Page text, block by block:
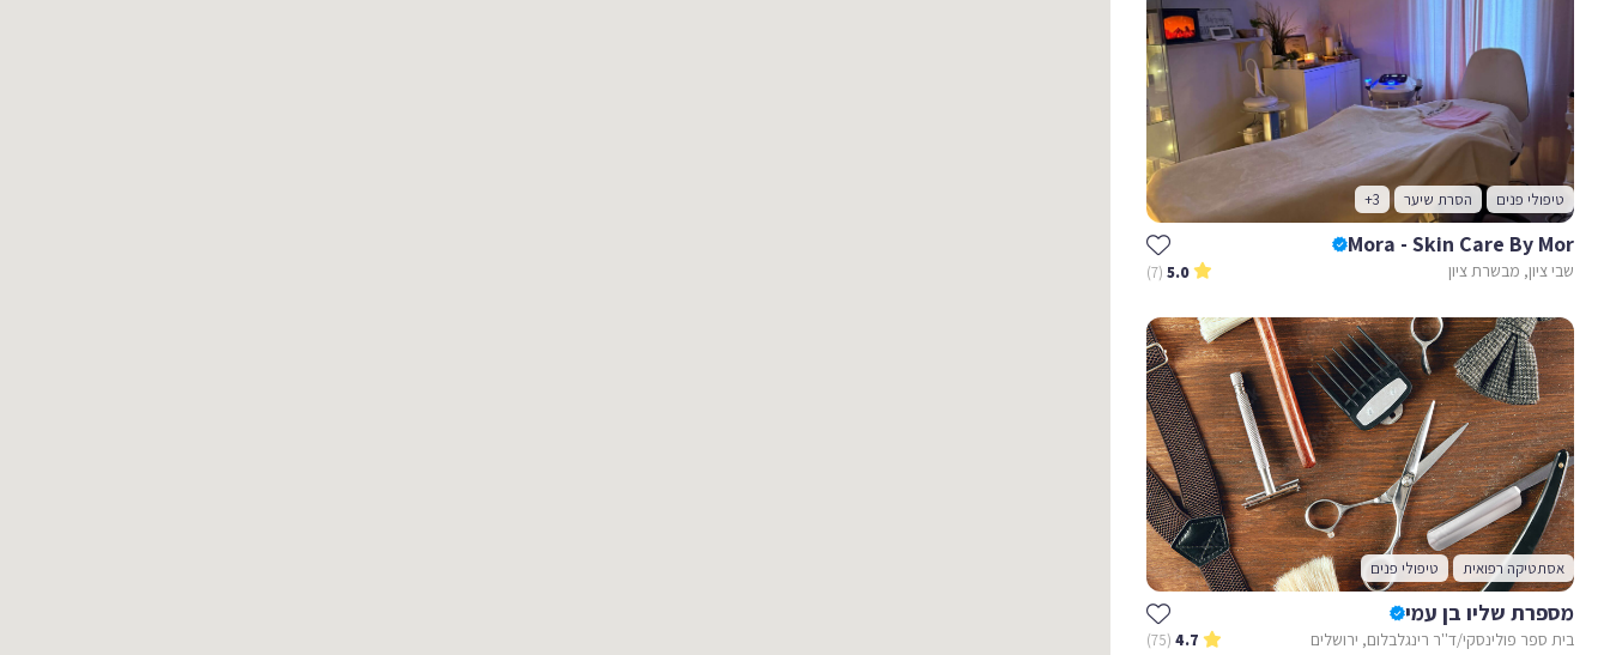
טיפולי פנים הסרת שיער +3
Mora - Skin Care By Mor
שבי ציון, מבשרת ציון 5.0
(7)
אסתטיקה רפואית טיפולי פנים
מספרת שליו בן עמי
בית ספר פולינסקי/ד''ר רינגלבלום, ירושלים 4.7
(75)